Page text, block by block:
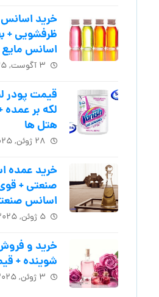
خرید
ظرفشویی +
اسانس
۳ آگوست, ۲۰۲۵
قیمت پودر
لکه بر
هتل ها
۲۸ ژوئن, ۲۰۲۵
خرید عمده
صنعتی +
اسانس‌
۵ ژوئن, ۲۰۲۵
خرید و
شوینده +
۳ ژوئن, ۲۰۲۵